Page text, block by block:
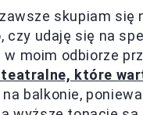
skupiam się
czy udaję się na
w moim odbiorze
które
balkonie,